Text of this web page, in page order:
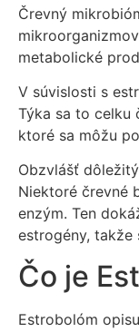
Črevný
metabolické
V súvislosti s
Týka sa to celku
ktoré sa môžu
Obzvlášť
Niektoré črevné
enzým. Ten
estrogény, takže
Čo je
Estrobolóm